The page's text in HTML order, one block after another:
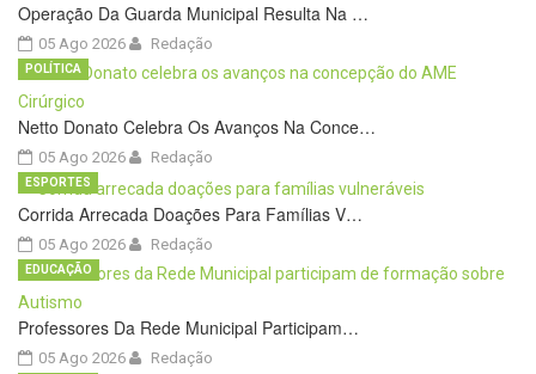
Operação Da Guarda Municipal Resulta Na …
05 Ago 2026 Redação
Netto Donato Celebra Os Avanços Na Conce…
05 Ago 2026
POLÍTICA
Redação
Corrida Arrecada Doações Para Famílias V…
05 Ago 2026
ESPORTES
Redação
Professores Da Rede Municipal Participam…
05 Ago 2026
EDUCAÇÃO
Redação